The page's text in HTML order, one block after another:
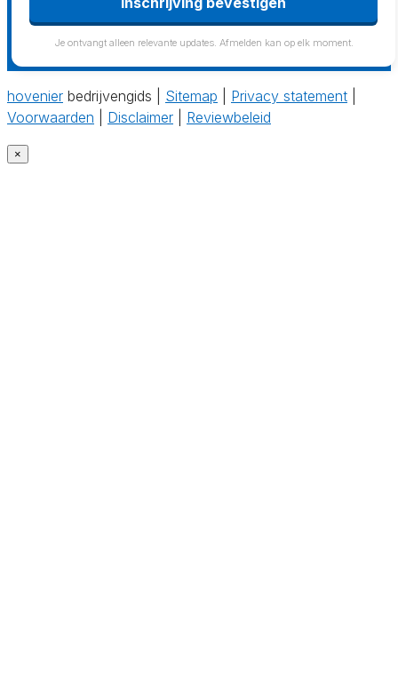
Je ontvangt alleen relevante updates. Afmelden kan op elk moment.
hovenier bedrijvengids | Sitemap Privacy statement
Voorwaarden
Disclaimer Reviewbeleid
×